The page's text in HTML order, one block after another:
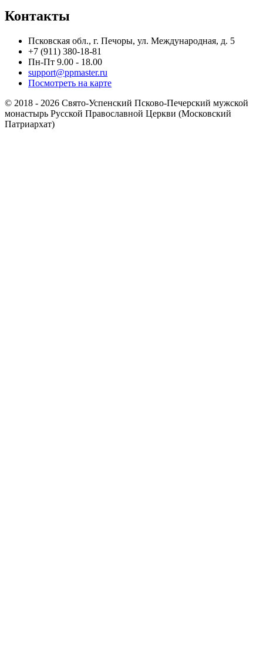
Контакты
Псковская обл., г. Печоры, ул. Международная, д. 5
+7 (911) 380-18-81
Пн-Пт 9.00 - 18.00
support@ppmaster.ru
Посмотреть на карте
© 2018 - 2026 Свято-Успенский Псково-Печерский мужской
монастырь Русской Православной Церкви (Московский
Патриархат)